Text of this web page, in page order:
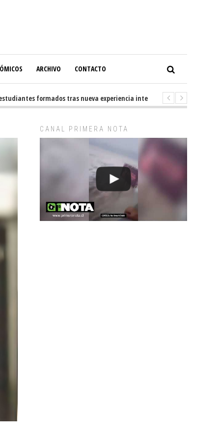
ARCHIVO CONTACTO
formados tras nueva experiencia internacional en Buenos Aires
CANAL PRIMERA NOTA